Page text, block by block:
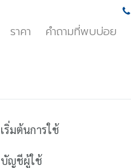
ราคา คำถามที่พบบ่อย
เริ่มต้นการใช้
บัญชีผู้ใช้